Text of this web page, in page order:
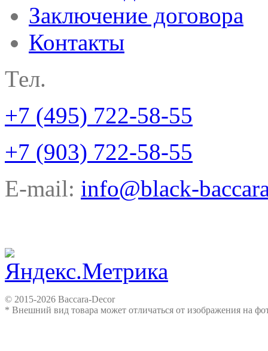
Заключение договора
Контакты
Тел.
+7 (495) 722-58-55
+7 (903) 722-58-55
E-mail: info@black-
© 2015-2026 Baccara-Decor
* Внешний вид товара может отличаться от изображения на